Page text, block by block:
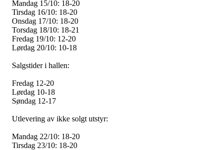
Mandag 15/10: 18-20
Tirsdag 16/10: 18-20
Onsdag 17/10: 18-20
Torsdag 18/10: 18-21
Fredag 19/10: 12-20
Lørdag 20/10: 10-18
Salgstider i hallen:
Fredag 12-20
Lørdag 10-18
Søndag 12-17
Utlevering av ikke solgt utstyr:
Mandag 22/10: 18-20
Tirsdag 23/10: 18-20